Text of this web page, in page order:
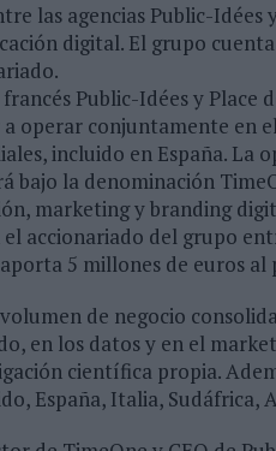
PARA MÁLAGA CF
EMPRESAS ESPAÑOLAS NO INTEGRAN LA
LIDERANDO EL CONSUMO DE MEDIOS
ALCANZA YA AL 62% DE LOS
A KIMBERLY BASTONI COMO NUEVA
UNA COLECCIÓN PERSONALIZABLE
EL LISTÓN DE LA CREATIVIDAD
LANZA RAÍZ URBANA PARA TRANSFORMAR
INCORPORA A CASONÁ Y ASUME LA
& RESORTS ACERCA EL PARAÍSO CANARIO
(BURGO DE ARIAS): “LA CONSTRUCCIÓN DE
las agencias Public-Idées
digital. El grupo
Public-Idées y Place
operar conjuntamente en
incluido en España.
bajo la denominación
marketing y branding
el accionariado del grupo
5 millones de euros al
de negocio
en los datos y en el
científica propia.
España, Italia, Sudáfrica,